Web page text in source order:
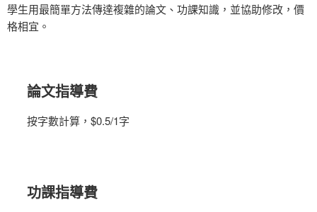
學生用最簡單方法傳達複雜的論文、功課知識，並協助修改，價
格相宜。
論文指導費
按字數計算，$0.5/1字
功課指導費